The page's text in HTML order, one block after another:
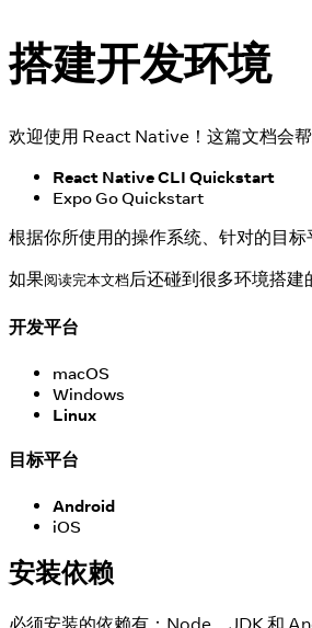
搭建开发环境
欢迎使用 React Native！这篇文档会
React Native CLI Quickstart
Expo Go Quickstart
根据你所使用的操作系统、针对的目
如果阅读完本文档 后还碰到很多环境搭
开发平台
macOS
Windows
Linux
目标平台
Android
iOS
安装依赖